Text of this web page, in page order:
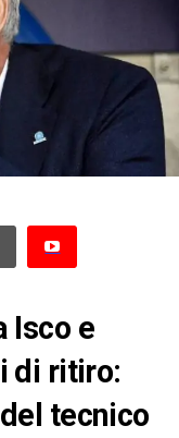
Isco e
di ritiro:
tecnico